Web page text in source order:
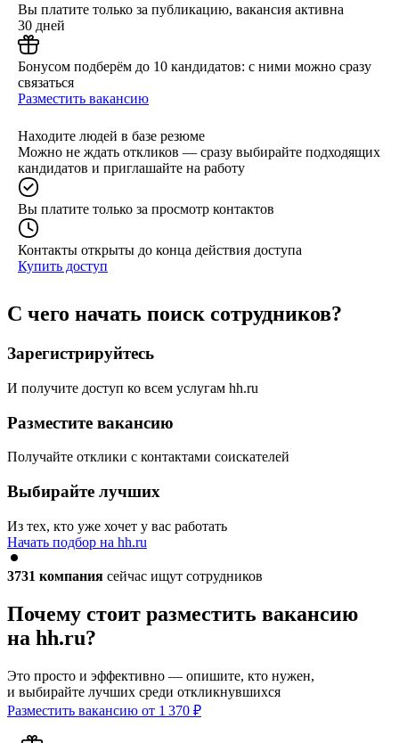
Вы платите только за публикацию, вакансия активна
30 дней
Бонусом подберём до 10 кандидатов: с ними можно сразу
связаться
Разместить вакансию
Находите людей в базе резюме
Можно не ждать откликов — сразу выбирайте подходящих
кандидатов и приглашайте на работу
Вы платите только за просмотр контактов
Контакты открыты до конца действия доступа
Купить доступ
С чего начать поиск сотрудников?
Зарегистрируйтесь
И получите доступ ко всем услугам hh.ru
Разместите вакансию
Получайте отклики с контактами соискателей
Выбирайте лучших
Из тех, кто уже хочет у вас работать
Начать подбор на hh.ru
3731 компания сейчас ищут сотрудников
Почему стоит разместить вакансию
на hh.ru?
Это просто и эффективно — опишите, кто нужен,
и выбирайте лучших среди откликнувшихся
Разместить вакансию от 1 370 ₽